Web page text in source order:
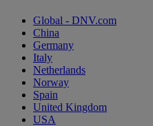
Global - DNV.com
China
Germany
Italy
Netherlands
Norway
Spain
United Kingdom
USA